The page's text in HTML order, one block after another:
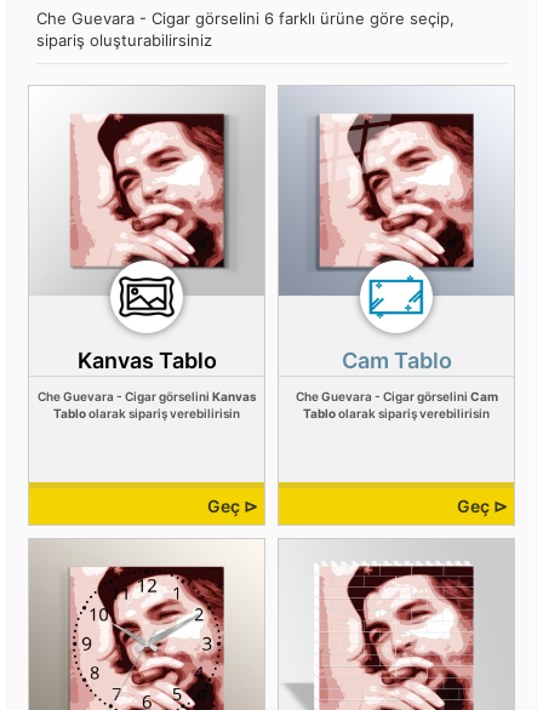
Che Guevara - Cigar görselini 6 farklı ürüne göre seçip,
sipariş oluşturabilirsiniz
Kanvas Tablo
Che Guevara - Cigar görselini Kanvas
Tabloolarak sipariş verebilirisin
Geç ⊳
Cam Tablo
Che Guevara - Cigar görselini Cam
Tabloolarak sipariş verebilirisin
Geç ⊳